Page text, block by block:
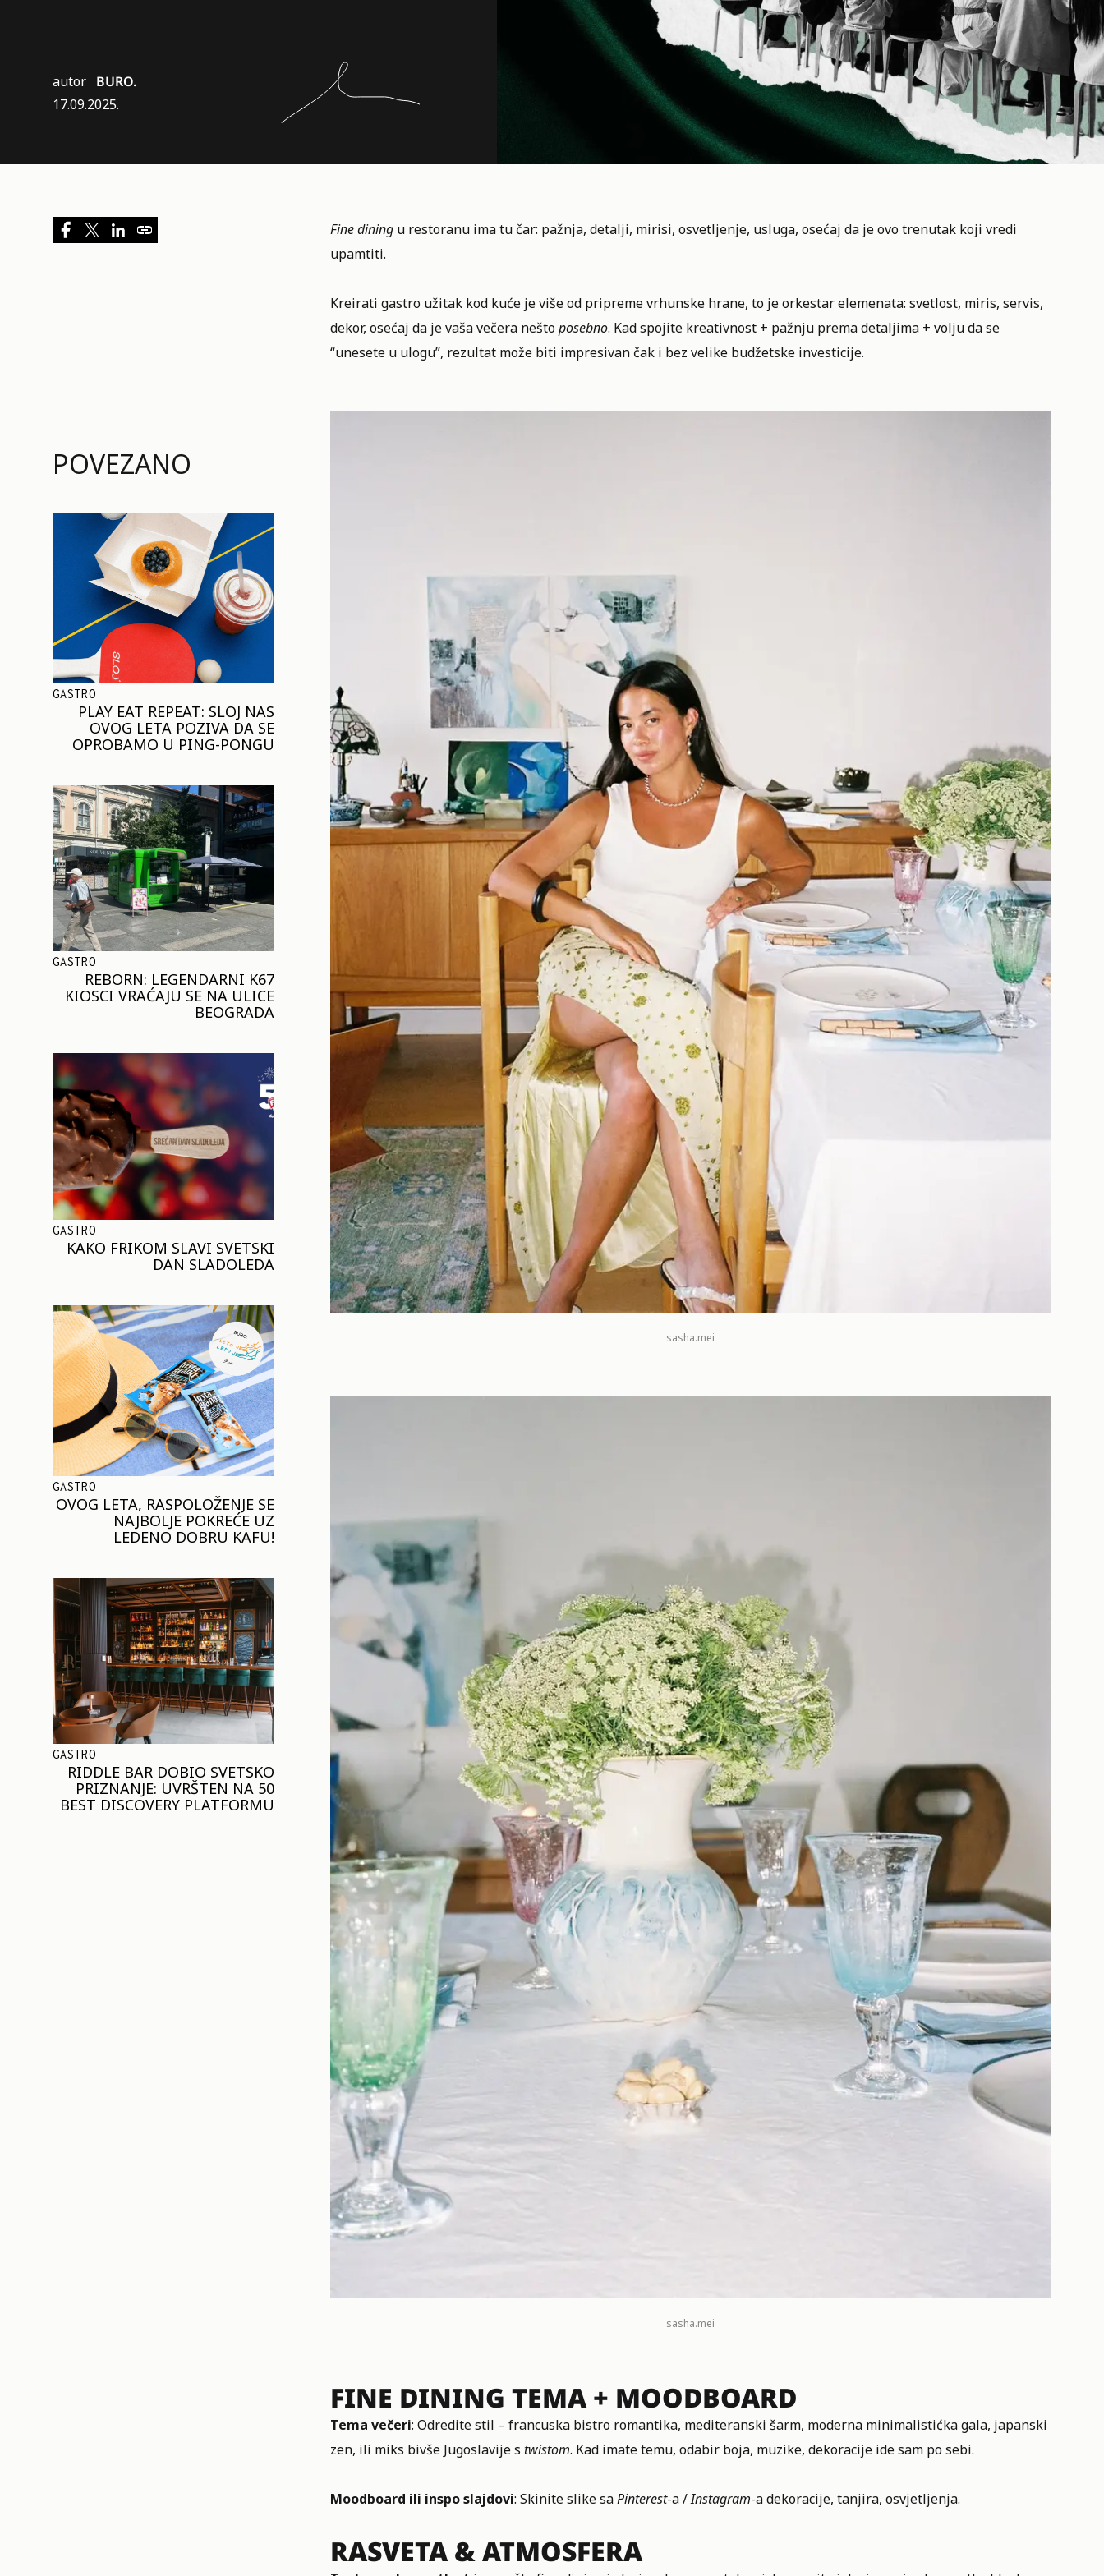
autor BURO.
17.09.2025.
POVEZANO
GASTRO
PLAY EAT REPEAT: SLOJ NAS
OVOG LETA POZIVA DA SE
OPROBAMO U PING-PONGU
GASTRO
REBORN: LEGENDARNI K67
KIOSCI VRAĆAJU SE NA ULICE
BEOGRADA
GASTRO
KAKO FRIKOM SLAVI SVETSKI
DAN SLADOLEDA
GASTRO
OVOG LETA, RASPOLOŽENJE SE
NAJBOLJE POKREĆE UZ
LEDENO DOBRU KAFU!
GASTRO
RIDDLE BAR DOBIO SVETSKO
PRIZNANJE: UVRŠTEN NA 50
BEST DISCOVERY PLATFORMU
Fine diningu restoranu ima tu čar: pažnja, detalji, mirisi, osvetljenje, usluga, osećaj da je ovo trenutak koji vredi
upamtiti.
Kreirati gastro užitakkod kuće je više od pripreme vrhunske hrane, to je orkestar elemenata: svetlost, miris, servis,
dekor, osećaj da je vaša večera neštoposebno. Kad spojite kreativnost + pažnju prema detaljima + volju da se
“unesete u ulogu”, rezultat može biti impresivan čak i bez velike budžetske investicije.
sasha.mei
sasha.mei
FINE DINING TEMA + MOODBOARD
Tema večeri: Odredite stil – francuska bistro romantika, mediteranski šarm, moderna minimalistićka gala, japanski
zen, ili miks bivše Jugoslavije s twistom. Kad imate temu, odabir boja, muzike, dekoracije ide sam po sebi.
Moodboard ili inspo slajdovi: Skinite slike saPinterest-a /Instagram-a dekoracije, tanjira, osvjetljenja.
RASVETA & ATMOSFERA